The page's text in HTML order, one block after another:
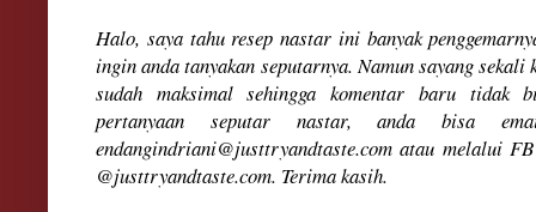
Halo, saya tahu resep nastar ini banyak
ingin anda tanyakan seputarnya. Namun sayang
sudah maksimal sehingga komentar baru tidak
pertanyaan seputar nastar, anda bisa
endangindriani@justtryandtaste.com atau melalui
@justtryandtaste.com. Terima kasih.